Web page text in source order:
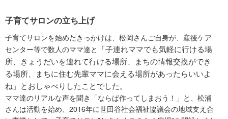
子育てサロンの立ち上げ
子育てサロンを始めたきっかけは、松岡さんご自身が、産後ケア
センター等で数人のママ達と 「子連れママでも気軽に行ける場
所、きょうだいを連れて行ける場所、まちの情報交換ができ
る場所、まちに住む先輩ママに会える場所があったらいいよ
ね」とおしゃべりしたことでした。
ママ達のリアルな声を聞き「ならば作ってしまおう！」と、松浦
さんは活動を始め、2016年に世田谷社会福祉協議会の地域支え合